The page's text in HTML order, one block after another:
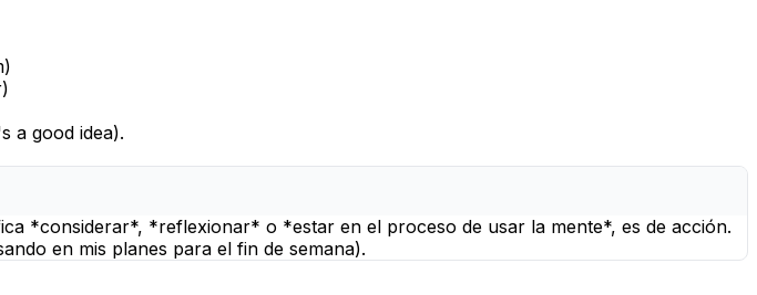
)
)
a good idea).
*considerar*, *reflexionar* o *estar en el proceso de usar la mente*, es de acción.
en mis planes para el fin de semana).